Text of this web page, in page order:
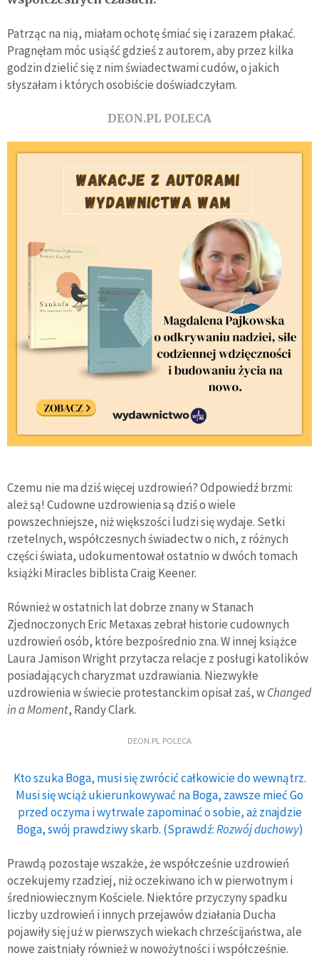
Patrząc na nią, miałam ochotę śmiać się i zarazem płakać.
Pragnęłam móc usiąść gdzieś z autorem, aby przez kilka
godzin dzielić się z nim świadectwami cudów, o jakich
słyszałam i których osobiście doświadczyłam.
DEON.PL POLECA
Czemu nie ma dziś więcej uzdrowień? Odpowiedź brzmi:
ależ są! Cudowne uzdrowienia są dziś o wiele
powszechniejsze, niż większości ludzi się wydaje. Setki
rzetelnych, współczesnych świadectw o nich, z różnych
części świata, udokumentował ostatnio w dwóch tomach
książki Miracles biblista Craig Keener.
Również w ostatnich lat dobrze znany w Stanach
Zjednoczonych Eric Metaxas zebrał historie cudownych
uzdrowień osób, które bezpośrednio zna. W innej książce
Laura Jamison Wright przytacza relacje z posługi katolików
posiadających charyzmat uzdrawiania. Niezwykłe
uzdrowienia w świecie protestanckim opisał zaś, wChanged
in a Moment, Randy Clark.
DEON.PL POLECA
Kto szuka Boga, musi się zwrócić całkowicie do wewnątrz.
Musi się wciąż ukierunkowywać na Boga, zawsze mieć Go
przed oczyma i wytrwale zapominać o sobie, aż znajdzie
Boga, swój prawdziwy skarb. (Sprawdź:Rozwój duchowy)
Prawdą pozostaje wszakże, że współcześnie uzdrowień
oczekujemy rzadziej, niż oczekiwano ich w pierwotnym i
średniowiecznym Kościele. Niektóre przyczyny spadku
liczby uzdrowień i innych przejawów działania Ducha
pojawiły się już w pierwszych wiekach chrześcijaństwa, ale
nowe zaistniały również w nowożytności i współcześnie.